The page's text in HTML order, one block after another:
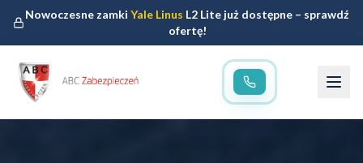
Nowoczesne zamkiYale Linus L2 Lite już dostępne – sprawdź
ofertę!